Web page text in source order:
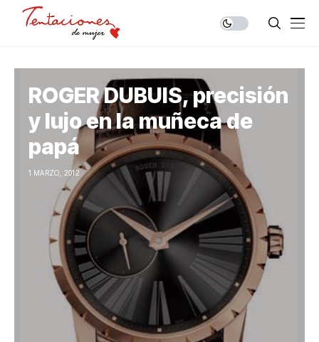
ROGER DUBUIS, precisión
y lujo en la muñeca de
papá
1 MARZO, 2012